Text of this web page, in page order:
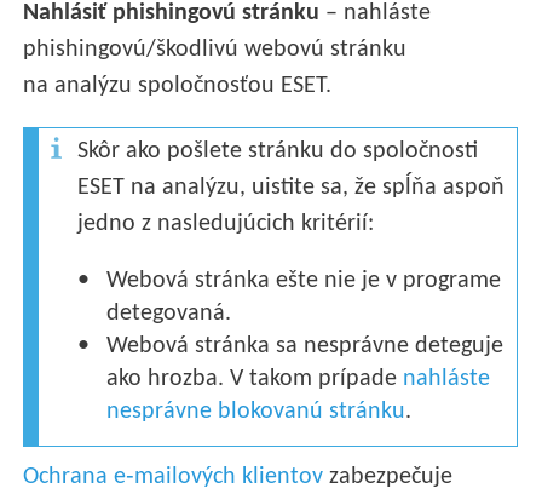
Nahlásiť phishingovú stránku – nahláste
phishingovú/škodlivú webovú stránku
na analýzu spoločnosťou ESET.
Skôr ako pošlete stránku do spoločnosti
ESET na analýzu, uistite sa, že spĺňa aspoň
jedno z nasledujúcich kritérií:
Webová stránka ešte nie je v programe
detegovaná.
Webová stránka sa nesprávne deteguje
ako hrozba. V takom prípade nahláste
nesprávne blokovanú stránku.
Ochrana e‑mailových klientov zabezpečuje